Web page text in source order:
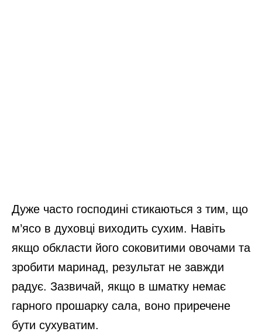
Дуже часто господині стикаються з тим, що
м’ясо в духовці виходить сухим. Навіть
якщо обкласти його соковитими овочами та
зробити маринад, результат не завжди
радує. Зазвичай, якщо в шматку немає
гарного прошарку сала, воно приречене
бути сухуватим.